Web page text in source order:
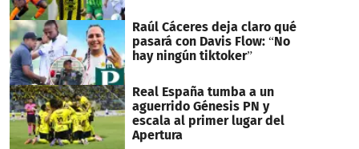
Raúl Cáceres deja claro qué
pasará con Davis Flow: “No
hay ningún tiktoker”
Real España tumba a un
aguerrido Génesis PN y
escala al primer lugar del
Apertura